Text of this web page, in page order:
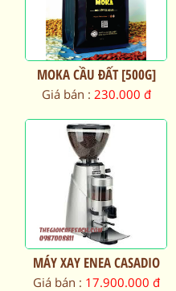
MOKA CẦU ĐẤT [500G]
Giá bán : 230.000 đ
MÁY XAY ENEA CASADIO
Giá bán : 17.900.000 đ